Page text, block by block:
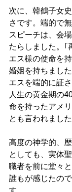
次に、韓鶴子女
さです。端的で
スピーチは、会
たらしました。｢
エス様の使命を
婚姻を持ちまし
エスを端的に証
人生の黄金期の
命を持ったアメ
とも言われました
高度の神学的、
としても、実体
職者を前に堂々
誰もが感じたの
す。